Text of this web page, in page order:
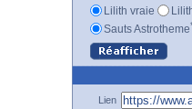
Lilith vraie
Sauts Astrotheme
Lien